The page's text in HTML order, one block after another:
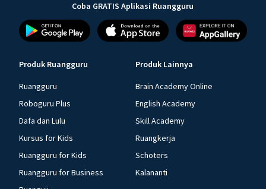
Coba GRATIS Aplikasi Ruangguru
Produk Ruangguru
Ruangguru
Roboguru Plus
Dafa dan Lulu
Kursus for Kids
Ruangguru for Kids
Ruangguru for Business
Produk Lainnya
Brain Academy Online
English Academy
Skill Academy
Ruangkerja
Schoters
Kalananti